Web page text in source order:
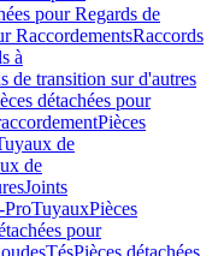
pour Regards de
RaccordementsRaccords
à
de transition sur d'autres
détachées pour
Pièces
de
de
Joints
ProTuyauxPièces
pour
TésPièces détachées